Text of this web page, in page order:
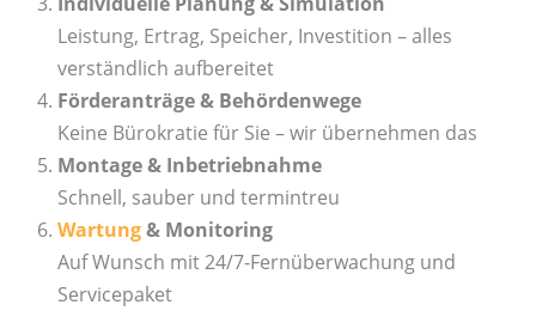
Leistung, Ertrag, Speicher, Investition – alles
verständlich aufbereitet
Förderanträge & Behördenwege
Keine Bürokratie für Sie – wir übernehmen das
Montage & Inbetriebnahme
Schnell, sauber und termintreu
Wartung& Monitoring
Auf Wunsch mit 24/7-Fernüberwachung und
Servicepaket